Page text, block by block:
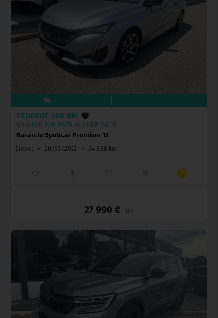
PEUGEOT 308 SW
BlueHDi 130 EAT8 ALLURE PACK
Garantie Spoticar Premium 12
Diesel ● 20/03/2023 ● 24 888 km
27 990 € TTC